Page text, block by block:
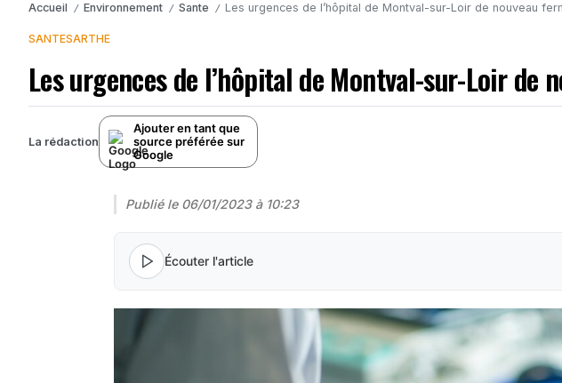
Accueil / Environnement / Sante / Les urgences de l’hôpital de Montval-sur-Loir de nouveau
SANTESARTHE
Les urgences de l’hôpital de Montval-sur-Loir de
La rédaction
Ajouter en tant que
source préférée sur
Google
Publié le 06/01/2023 à 10:23
Écouter l'article